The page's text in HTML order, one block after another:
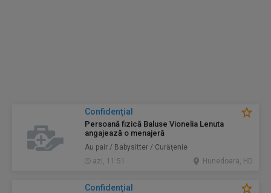
Confidenţial
Persoană fizică Baluse Vionelia Lenuta
angajează o menajeră
Au pair / Babysitter / Curăţenie
azi, 11:51
Hunedoara, HD
Confidenţial